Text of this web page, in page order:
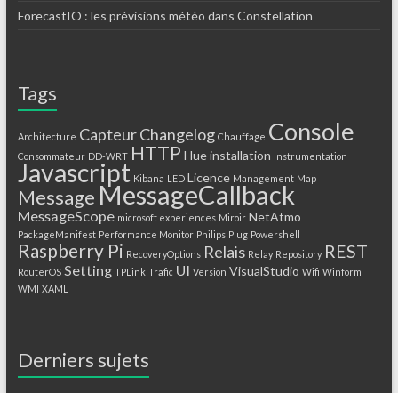
ForecastIO : les prévisions météo dans Constellation
Tags
Architecture CapteurChangelog Chauffage Console
Consommateur DD-WRT HTTP Hueinstallation Instrumentation
Javascript Kibana LED Licence Management Map
Message MessageCallback
MessageScope microsoft experiences Miroir NetAtmo
PackageManifest Performance Monitor Philips Plug Powershell
Raspberry Pi RecoveryOptions Relais Relay Repository REST
RouterOS Setting TPLink Trafic UI Version VisualStudio Wifi Winform
WMI XAML
Derniers sujets